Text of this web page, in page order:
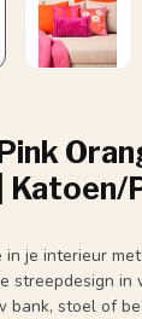
Katoen/
je interieur
streepdesign in
bank, stoel of